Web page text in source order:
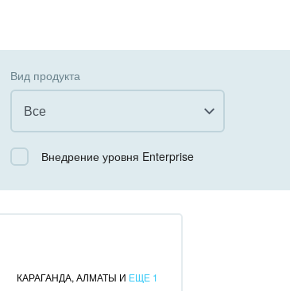
Вид продукта
Все
Все
Коробочная версия
Внедрение уровня Enterprise
КАРАГАНДА, АЛМАТЫ И ЕЩЕ 1